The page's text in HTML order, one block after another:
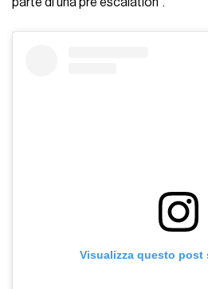
Visualizza questo post